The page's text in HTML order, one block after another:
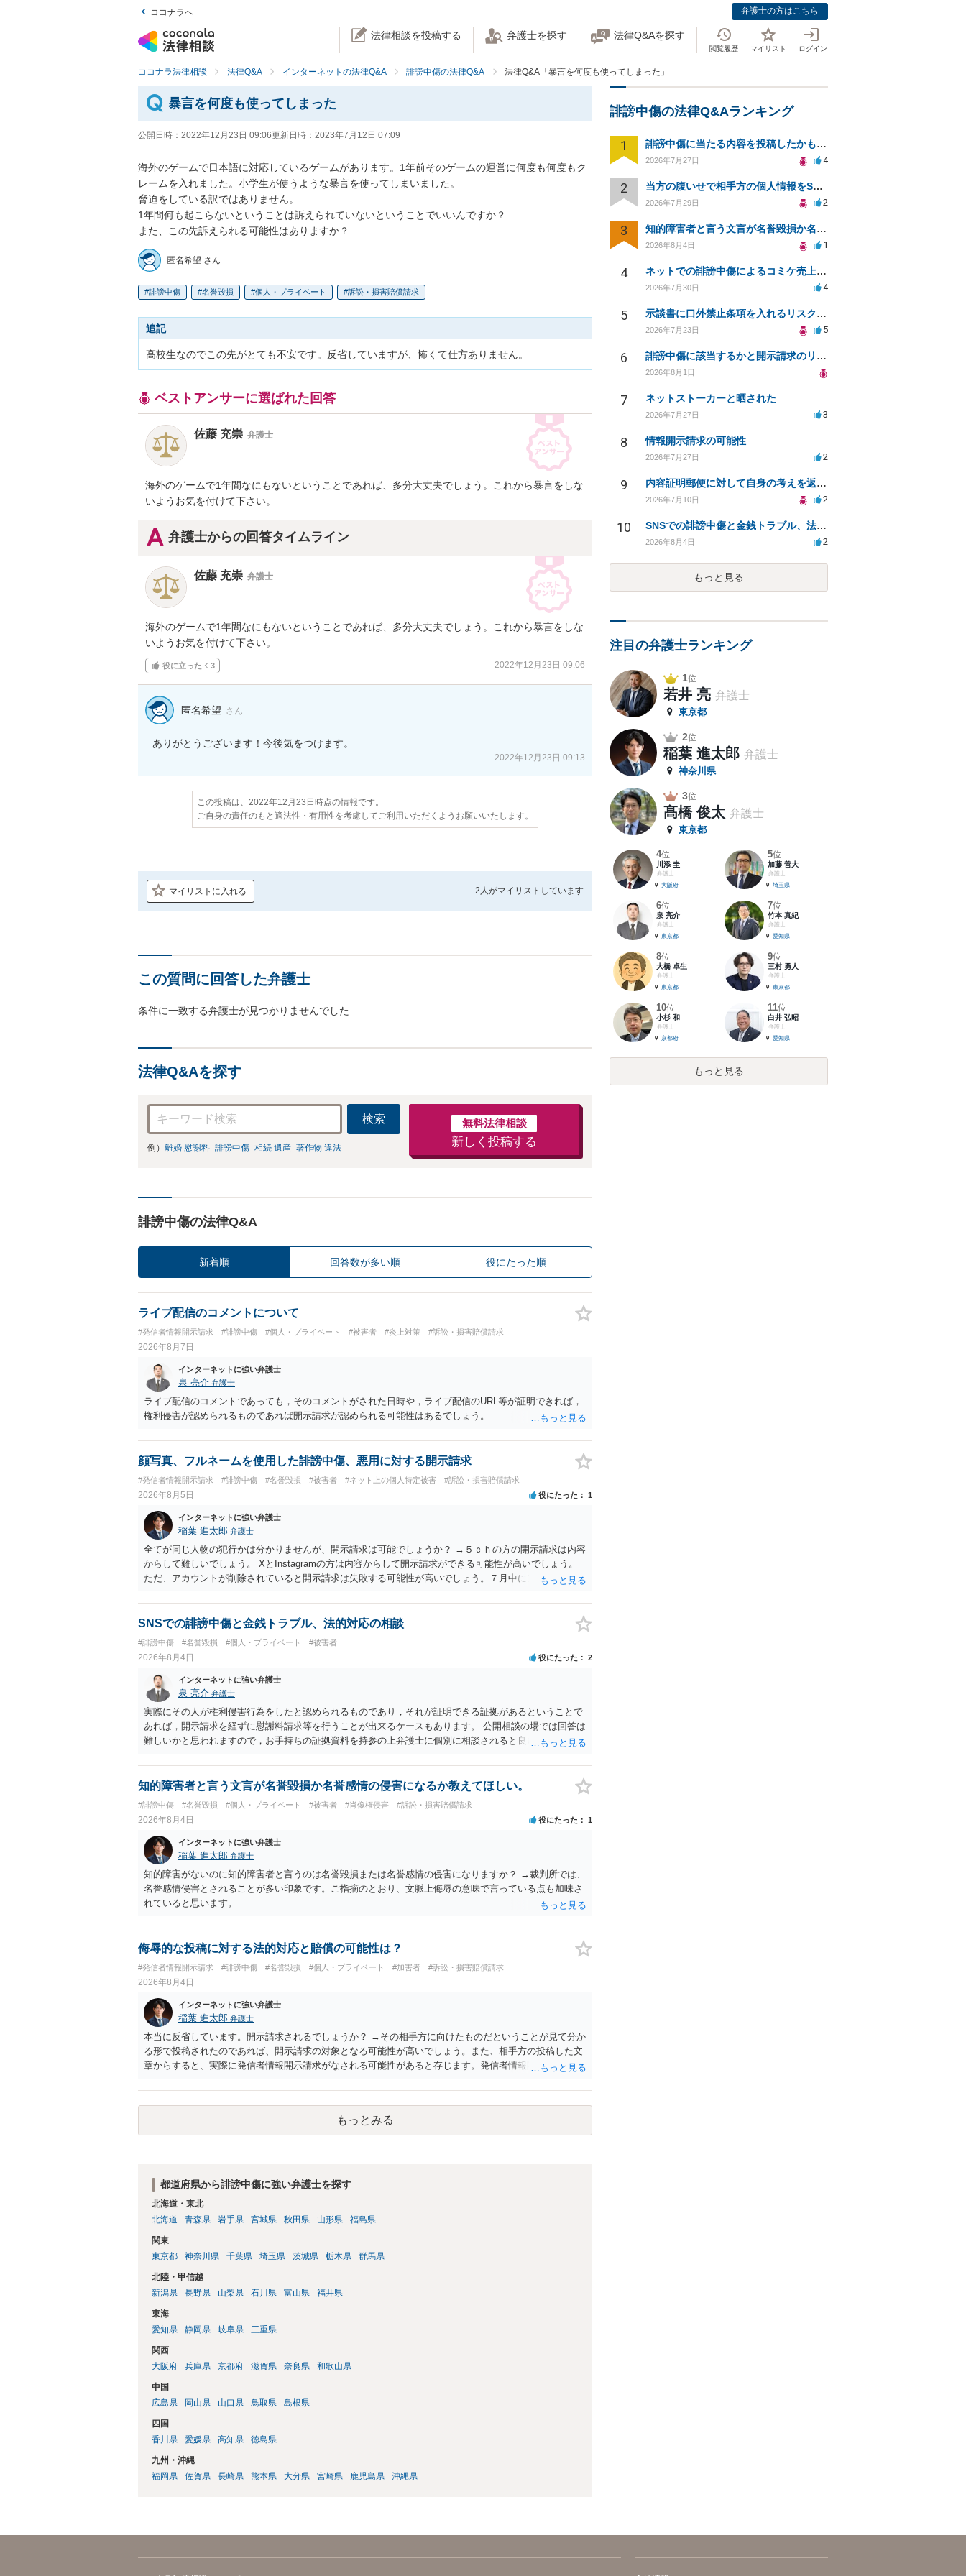
ココナラへ 弁護士の方はこちら
法律相談を投稿する 弁護士を探す 法律Q&Aを探す
閲覧履歴 マイリスト ログイン
ココナラ法律相談 法律Q&A インターネットの法律Q&A 誹謗中傷の法律Q&A 法律Q&A「暴言を何度も使ってしまった」
暴言を何度も使ってしまった
公開日時： 2022年12月23日 09:06更新日時： 2023年7月12日 07:09
海外のゲームで日本語に対応しているゲームがあります。1年前そのゲームの運営に何度も何度もク
レームを入れました。小学生が使うような暴言を使ってしまいました。
脅迫をしている訳ではありません。
1年間何も起こらないということは訴えられていないということでいいんですか？
また、この先訴えられる可能性はありますか？
匿名希望 さん
誹謗中傷 名誉毀損 個人・プライベート 訴訟・損害賠償請求
追記
高校生なのでこの先がとても不安です。反省していますが、怖くて仕方ありません。
ベストアンサーに選ばれた回答
佐藤 充崇 弁護士
海外のゲームで1年間なにもないということであれば、多分大丈夫でしょう。これから暴言をしな
いようお気を付けて下さい。
弁護士からの回答タイムライン
佐藤 充崇 弁護士
海外のゲームで1年間なにもないということであれば、多分大丈夫でしょう。これから暴言をしな
いようお気を付けて下さい。
役に立った 3 2022年12月23日 09:06
匿名希望 さん
ありがとうございます！今後気をつけます。
2022年12月23日 09:13
この投稿は、2022年12月23日時点の情報です。
ご自身の責任のもと適法性・有用性を考慮してご利用いただくようお願いいたします。
マイリストに入れる 2人がマイリストしています
この質問に回答した弁護士
条件に一致する弁護士が見つかりませんでした
法律Q&Aを探す
検索
例） 離婚 慰謝料 誹謗中傷 相続 遺産 著作物 違法
無料法律相談
新しく投稿する
誹謗中傷の法律Q&A
新着順 回答数が多い順 役にたった順
ライブ配信のコメントについて
#発信者情報開示請求 #誹謗中傷 #個人・プライベート #被害者 #炎上対策 #訴訟・損害賠償請求
2026年8月7日
インターネットに強い弁護士
泉 亮介 弁護士
ライブ配信のコメントであっても，そのコメントがされた日時や，ライブ配信のURL等が証明できれば，
権利侵害が認められるものであれば開示請求が認められる可能性はあるでしょう。
顔写真、フルネームを使用した誹謗中傷、悪用に対する開示請求
#発信者情報開示請求 #誹謗中傷 #名誉毀損 #被害者 #ネット上の個人特定被害 #訴訟・損害賠償請求
2026年8月5日 役にたった 1
インターネットに強い弁護士
稲葉 進太郎 弁護士
全てが同じ人物の犯行かは分かりませんが、開示請求は可能でしょうか？ →５ｃｈの方の開示請求は内容
からして難しいでしょう。 XとInstagramの方は内容からして開示請求ができる可能性が高いでしょう。
ただ、アカウントが削除されていると開示請求は失敗する可能性が高いでしょう。７月中にアカウントが
相手に全ての弁護士費用を負担させることは可能でしょうか？ →訴訟外の交渉で相手方が認めれば負担さ
せることができるでしょう。訴訟で判決となった場合は、実際の弁護士費用が認められる場合と認められ
SNSでの誹謗中傷と金銭トラブル、法的対応の相談
#誹謗中傷 #名誉毀損 #個人・プライベート #被害者
2026年8月4日 役にたった 2
インターネットに強い弁護士
泉 亮介 弁護士
実際にその人が権利侵害行為をしたと認められるものであり，それが証明できる証拠があるということで
あれば，開示請求を経ずに慰謝料請求等を行うことが出来るケースもあります。 公開相談の場では回答は
難しいかと思われますので，お手持ちの証拠資料を持参の上弁護士に個別に相談されると良いでしょう。
知的障害者と言う文言が名誉毀損か名誉感情の侵害になるか教えてほしい。
#誹謗中傷 #名誉毀損 #個人・プライベート #被害者 #肖像権侵害 #訴訟・損害賠償請求
2026年8月4日 役にたった 1
インターネットに強い弁護士
稲葉 進太郎 弁護士
知的障害がないのに知的障害者と言うのは名誉毀損または名誉感情の侵害になりますか？ →裁判所では、
名誉感情侵害とされることが多い印象です。ご指摘のとおり、文脈上侮辱の意味で言っている点も加味さ
れていると思います。
侮辱的な投稿に対する法的対応と賠償の可能性は？
#発信者情報開示請求 #誹謗中傷 #名誉毀損 #個人・プライベート #加害者 #訴訟・損害賠償請求
2026年8月4日
インターネットに強い弁護士
稲葉 進太郎 弁護士
本当に反省しています。開示請求されるでしょうか？ →その相手方に向けたものだということが見て分か
る形で投稿されたのであれば、開示請求の対象となる可能性が高いでしょう。また、相手方の投稿した文
章からすると、実際に発信者情報開示請求がなされる可能性があると存じます。発信者情報開示請求が進
カウントの登録メールに意見照会がなされます。 また、された場合賠償金はいくらでしょうか。 →ケー
スバイケースであり、数万円から１００万単位まで様々でしょう。裁判外であれば交渉して相手方の請求
額から減額することを試みることとなるでしょう。もっとみる
都道府県から誹謗中傷に強い弁護士を探す
北海道・東北
北海道
青森県 岩手県 宮城県 秋田県 山形県 福島県
関東
東京都
神奈川県 千葉県 埼玉県 茨城県 栃木県 群馬県
北陸・甲信越
新潟県
長野県 山梨県 石川県 富山県 福井県
東海
愛知県
静岡県 岐阜県 三重県
関西
大阪府
兵庫県 京都府 滋賀県 奈良県 和歌山県
中国
広島県
岡山県 山口県 鳥取県 島根県
四国
香川県
愛媛県 高知県 徳島県
九州・沖縄
福岡県
佐賀県 長崎県 熊本県 大分県 宮崎県 鹿児島県 沖縄県
誹謗中傷の法律Q&Aランキング
1 誹謗中傷に当たる内容を投稿したかもしれない。開示請求や民事刑事裁判に発展しうるのか教えて欲しい。
2026年7月27日 4
2 当方の腹いせで相手方の個人情報をSNSで晒してしまい名誉毀損させてしまったかもしれない
2026年7月29日 2
3 知的障害者と言う文言が名誉毀損か名誉感情の侵害になるか教えてほしい。
2026年8月4日 1
4 ネットでの誹謗中傷によるコミケ売上減少、損害賠償は可能か？
2026年7月30日 4
5 示談書に口外禁止条項を入れるリスクはありますか？
2026年7月23日 5
6 誹謗中傷に該当するかと開示請求のリスクを知りたい
2026年8月1日
7 ネットストーカーと晒された
2026年7月27日 3
8 情報開示請求の可能性
2026年7月27日 2
9 内容証明郵便に対して自身の考えを返答しなければなりませんか？
2026年7月10日 2
10 SNSでの誹謗中傷と金銭トラブル、法的対応の相談
2026年8月4日 2
もっと見る
注目の弁護士ランキング
1位
若井 亮 弁護士
東京都
2位
稲葉 進太郎 弁護士
神奈川県
3位
髙橋 俊太 弁護士
東京都
4位
川添 圭
弁護士
大阪府
5位
加藤 善大
弁護士
埼玉県
6位
泉 亮介
弁護士
東京都
7位
竹本 真紀
弁護士
愛知県
8位
大橋 卓生
弁護士
東京都
9位
三村 勇人
弁護士
東京都
10位
小杉 和
弁護士
京都府
11位
白井 弘昭
弁護士
愛知県
もっと見る